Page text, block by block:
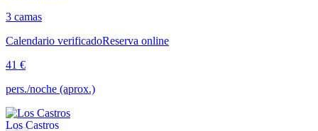
3 camas
Calendario verificadoReserva online
41 €
pers./noche (aprox.)